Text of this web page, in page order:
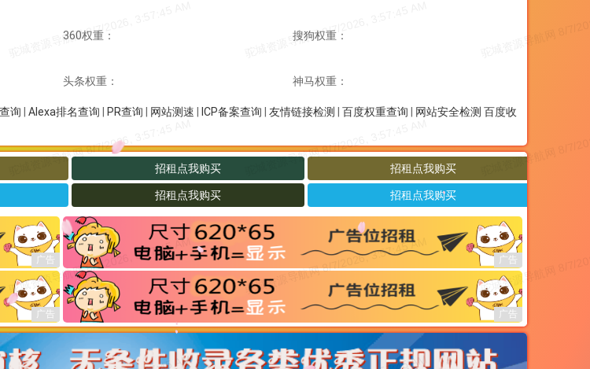
360权重： 搜狗权重：
头条权重： 神马权重：
询 Alexa排名查询 PR查询 网站测速 ICP备案查询 友情链接检测 百度权重查询 网站安全检测 百度收